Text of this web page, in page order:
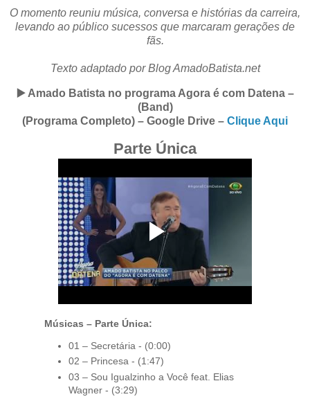
O momento reuniu música, conversa e histórias da carreira,
levando ao público sucessos que marcaram gerações de
fãs.
Texto adaptado por Blog AmadoBatista.net
▶️ Amado Batista no programa Agora é com Datena –
(Band)
(Programa Completo) – Google Drive – Clique Aqui
Parte Única
Músicas – Parte Única:
01 – Secretária - (0:00)
02 – Princesa - (1:47)
03 – Sou Igualzinho a Você feat. Elias
Wagner - (3:29)